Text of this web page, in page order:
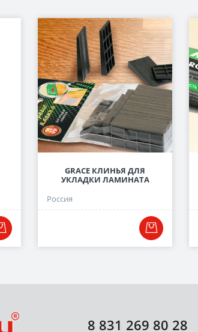
GRACE КЛИНЬЯ ДЛЯ
УКЛАДКИ ЛАМИНАТА
Россия
8 831 269 80 28